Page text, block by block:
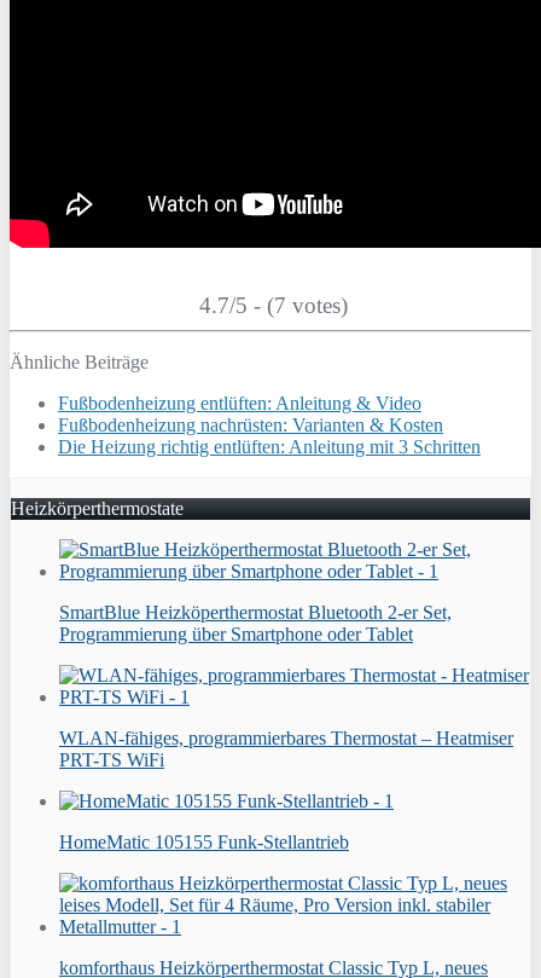
4.7/5 - (7 votes)
Ähnliche Beiträge
Fußbodenheizung entlüften: Anleitung & Video
Fußbodenheizung nachrüsten: Varianten & Kosten
Die Heizung richtig entlüften: Anleitung mit 3 Schritten
Heizkörperthermostate
SmartBlue Heizköperthermostat Bluetooth 2-er Set,
Programmierung über Smartphone oder Tablet
WLAN-fähiges, programmierbares Thermostat – Heatmiser
PRT-TS WiFi
HomeMatic 105155 Funk-Stellantrieb
komforthaus Heizkörperthermostat Classic Typ L, neues